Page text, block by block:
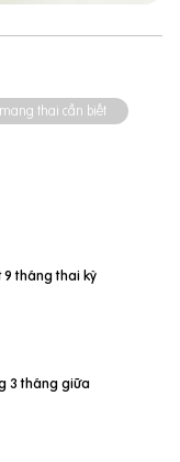
thai cần biết
tháng thai kỳ
3 tháng giữa